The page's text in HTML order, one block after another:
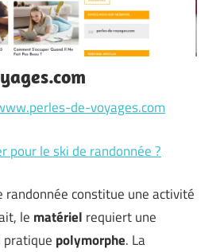
de-voyages.com
pour le ski de randonnée ?
randonnée constitue une activité
le matériel requiert une
polymorphe. La